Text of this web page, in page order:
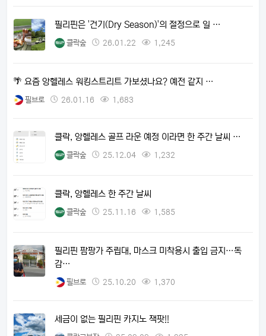
필리핀은 '건기(Dry Season)'의 절정으로 일 …
클락숲 26.01.22 1,245
🌴 요즘 앙헬레스 워킹스트리트 가보셨나요? 예전 같지 …
필브로 26.01.16 1,683
클락, 앙헬레스 골프 라운 예정 이라면 한 주간 날씨 …
클락숲 25.12.04 1,232
클락, 앙헬레스 한 주간 날씨
클락숲 25.11.16 1,585
필리핀 팜팡가 주립대, 마스크 미착용시 출입 금지…독
감…
필브로 25.10.20 1,370
세금이 없는 필리핀 카지노 잭팟!!